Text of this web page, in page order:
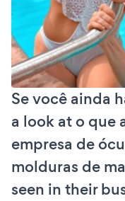
Se você ainda
a look at o que
empresa de
molduras de
seen in their